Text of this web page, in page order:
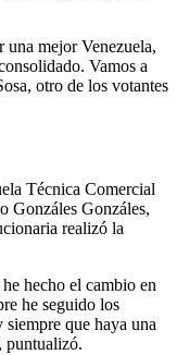
una mejor Venezuela,
Vamos a
otro de los votantes
Técnica Comercial
Gonzáles Gonzáles,
realizó la
hecho el cambio en
he seguido los
que haya una
puntualizó.